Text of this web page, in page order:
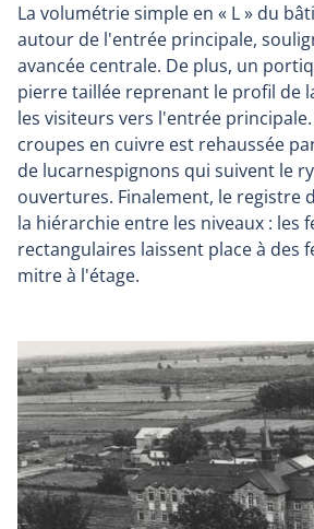
La volumétrie simple en « L » du
autour de l'entrée principale,
avancée centrale. De plus, un
pierre taillée reprenant le profil de
les visiteurs vers l'entrée
croupes en cuivre est rehaussée
de lucarnespignons qui suivent le
ouvertures. Finalement, le registre
la hiérarchie entre les niveaux : les
rectangulaires laissent place à des
mitre à l'étage.